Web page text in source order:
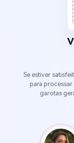
Se estiver
para processar
garotas